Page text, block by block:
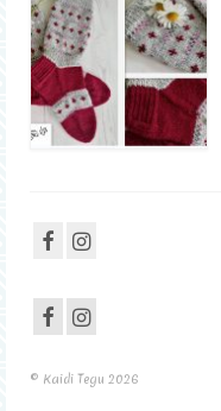
© Kaidi Tegu 2026